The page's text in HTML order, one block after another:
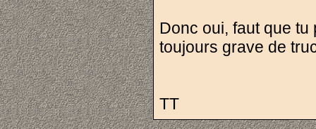
Donc oui, faut que
toujours grave de
TT